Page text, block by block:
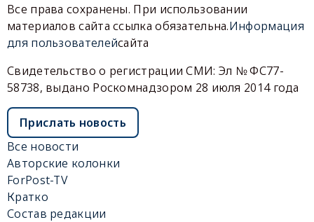
Все права сохранены. При использовании
материалов сайта ссылка обязательна.Информация
для пользователейсайта
Свидетельство о регистрации СМИ: Эл № ФС77-
58738, выдано Роскомнадзором 28 июля 2014 года
Прислать новость
Все новости
Авторские колонки
ForPost-TV
Кратко
Состав редакции